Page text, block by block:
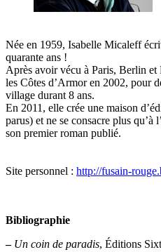
Née en 1959, Isabelle Micaleff
quarante ans !
Après avoir vécu à Paris, Berlin et
les Côtes d’Armor en 2002, pour
village durant 8 ans.
En 2011, elle crée une maison
parus) et ne se consacre plus qu’à
son premier roman publié.
Site personnel : http://fusain-
Bibliographie
– Un coin de paradis, Éditions